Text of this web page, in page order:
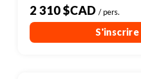
2 310 $CAD / pers.
S'inscrire